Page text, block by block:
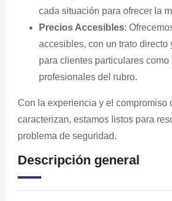
cada situación para ofrecer la
Precios Accesibles:
accesibles, con un trato directo
para clientes particulares como
profesionales del rubro.
Con la experiencia y el compromiso
caracterizan, estamos listos para
problema de seguridad.
Descripción general